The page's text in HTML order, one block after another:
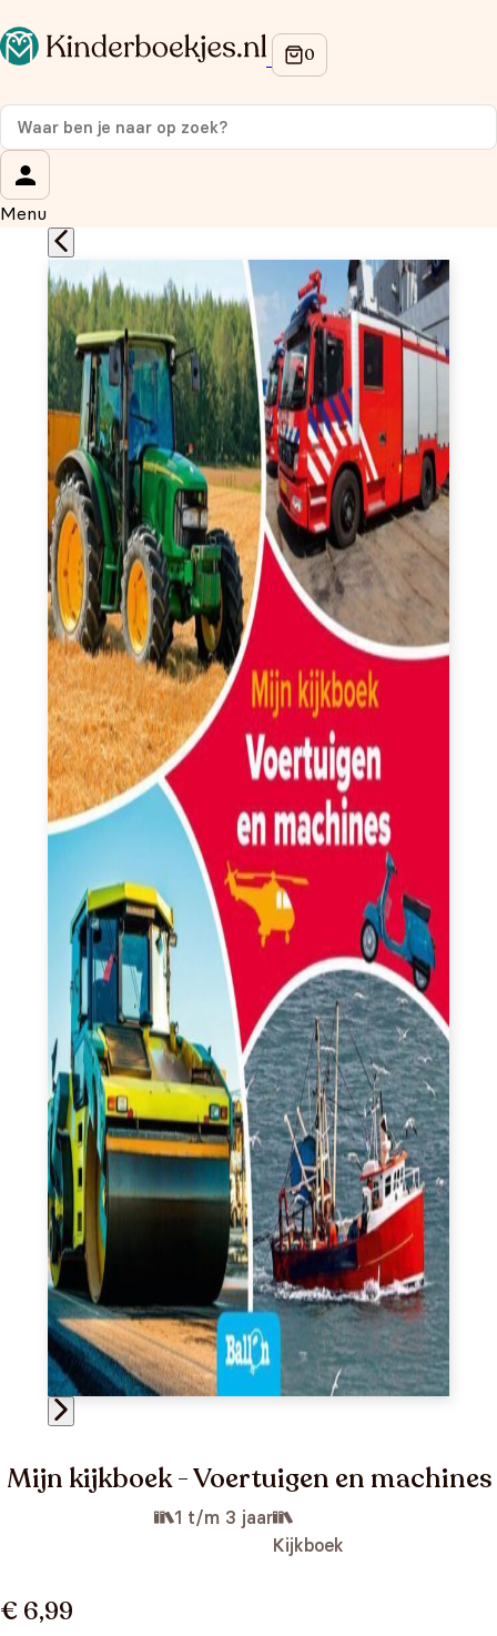
Menu
Mijn kijkboek - Voertuigen en machines
1 t/m 3 jaar
Kijkboek
€ 6,99
Op de hoogte blijven van onze acties?
Meld je aan voor onze nieuwsbrief en ontvang
korting
Wat is je voornaam?
Wat is je e-mailadres?*
Aanmelden
We gebruiken je gegevens om contact op te nemen, in
overeenstemming met ons privacybeleid.